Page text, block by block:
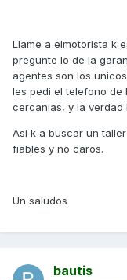
Llame a elmotorista k
pregunte lo de la
agentes son los
les pedi el telefono de
cercanias, y la verdad
Asi k a buscar un
fiables y no caros.
Un saludos
bautis